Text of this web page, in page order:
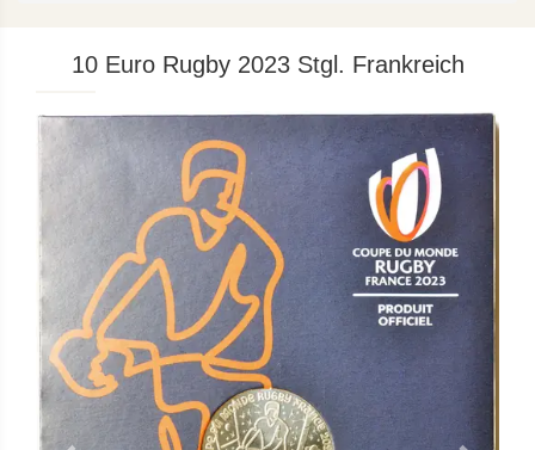
10 Euro Rugby 2023 Stgl. Frankreich